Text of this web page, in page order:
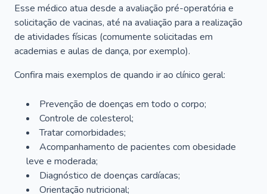
Esse médico atua desde a avaliação pré-operatória e
solicitação de vacinas, até na avaliação para a realização
de atividades físicas (comumente solicitadas em
academias e aulas de dança, por exemplo).
Confira mais exemplos de quando ir ao clínico geral:
Prevenção de doenças em todo o corpo;
Controle de colesterol;
Tratar comorbidades;
Acompanhamento de pacientes com obesidade
leve e moderada;
Diagnóstico de doenças cardíacas;
Orientação nutricional;